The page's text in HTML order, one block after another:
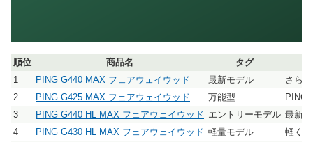
順位 商品名
タグ
1
PING G440 MAX フェアウェイウッド 最新モデル
さら
2
PING G425 MAX フェアウェイウッド 万能型
PING
3
PING G440 HL MAX フェアウェイウッド エントリーモデル 最新
4
PING G430 HL MAX フェアウェイウッド 軽量モデル
軽く